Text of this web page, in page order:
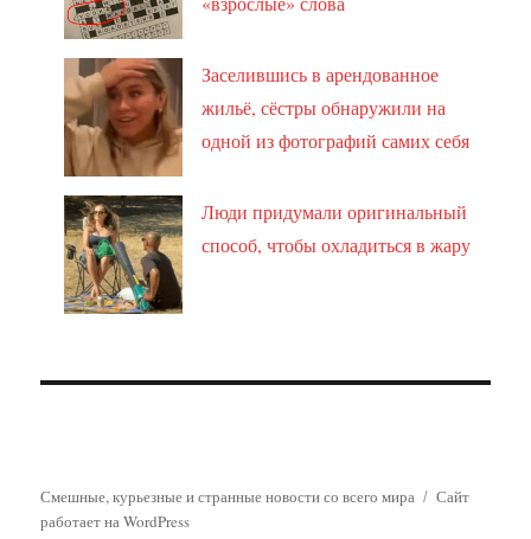
Заселившись в арендованное
жильё, сёстры обнаружили на
одной из фотографий самих себя
Люди придумали оригинальный
способ, чтобы охладиться в жару
Смешные, курьезные и странные новости со всего мира
Сайт
работает на WordPress